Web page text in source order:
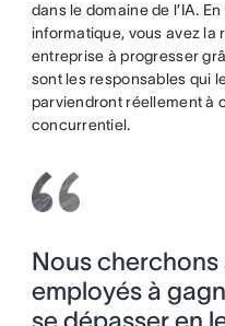
dans le domaine de l’IA.
informatique, vous avez la
entreprise à progresser
sont les responsables qui
parviendront réellement à
concurrentiel.
Nous cherchons
employés à